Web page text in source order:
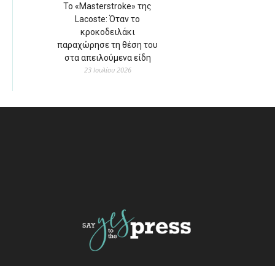
Το «Masterstroke» της
Lacoste: Όταν το
κροκοδειλάκι
παραχώρησε τη θέση του
στα απειλούμενα είδη
23 Ιουλίου 2026